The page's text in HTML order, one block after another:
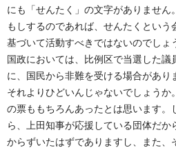
にも「せんたく」の文字がありません
もしするのであれば、せんたくという
基づいて活動すべきではないのでしょ
国政においては、比例区で当選した
に、国民から非難を受ける場合があり
それよりひどいんじゃないでしょうか
の票ももちろんあったとは思います。
ら、上田知事が応援している団体だ
からずいたはずでありますし、また、